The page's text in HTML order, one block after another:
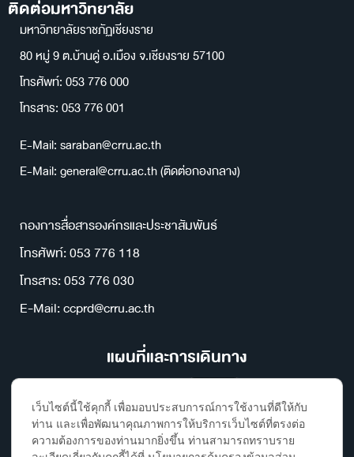
ติดต่อมหาวิทยาลัย
มหาวิทยาลัยราชภัฏเชียงราย
80 หมู่ 9 ต.บ้านดู่ อ.เมือง จ.เชียงราย 57100
โทรศัพท์: 053 776 000
โทรสาร: 053 776 001
E-Mail: saraban@crru.ac.th
E-Mail: general@crru.ac.th (ติดต่อกองกลาง)
กองการสื่อสารองค์กรและประชาสัมพันธ์
โทรศัพท์: 053 776 118
โทรสาร: 053 776 030
E-Mail: ccprd@crru.ac.th
แผนที่และการเดินทาง
เว็บไซต์นี้ใช้คุกกี้ เพื่อมอบประสบการณ์การใช้งานที่ดีให้กับ
ท่าน และเพื่อพัฒนาคุณภาพการให้บริการเว็บไซต์ที่ตรงต่อ
ความต้องการของท่านมากยิ่งขึ้น ท่านสามารถทราบราย